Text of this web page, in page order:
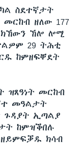
ስደተኛታት
ዘለው 177
ክኸውን ኸሎ ሎሚ
29 ትሕቲ
ከምዘፍቐደት
ዝጸዓነት መርከብ
መዓልታት
ጉዳያት ኢጣልያ
ከምዝቕበሉ
ክሳብ